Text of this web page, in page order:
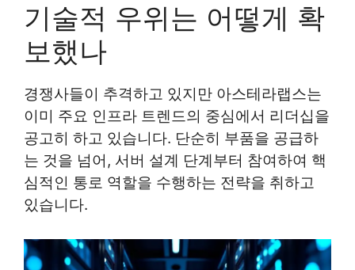
기술적 우위는 어떻게 확
보했나
경쟁사들이 추격하고 있지만 아스테라랩스는
이미 주요 인프라 트렌드의 중심에서 리더십을
공고히 하고 있습니다. 단순히 부품을 공급하
는 것을 넘어, 서버 설계 단계부터 참여하여 핵
심적인 통로 역할을 수행하는 전략을 취하고
있습니다.